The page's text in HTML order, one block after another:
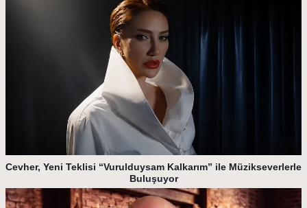
Cevher, Yeni Teklisi “Vurulduysam Kalkarım” ile Müzikseverlerle
Buluşuyor